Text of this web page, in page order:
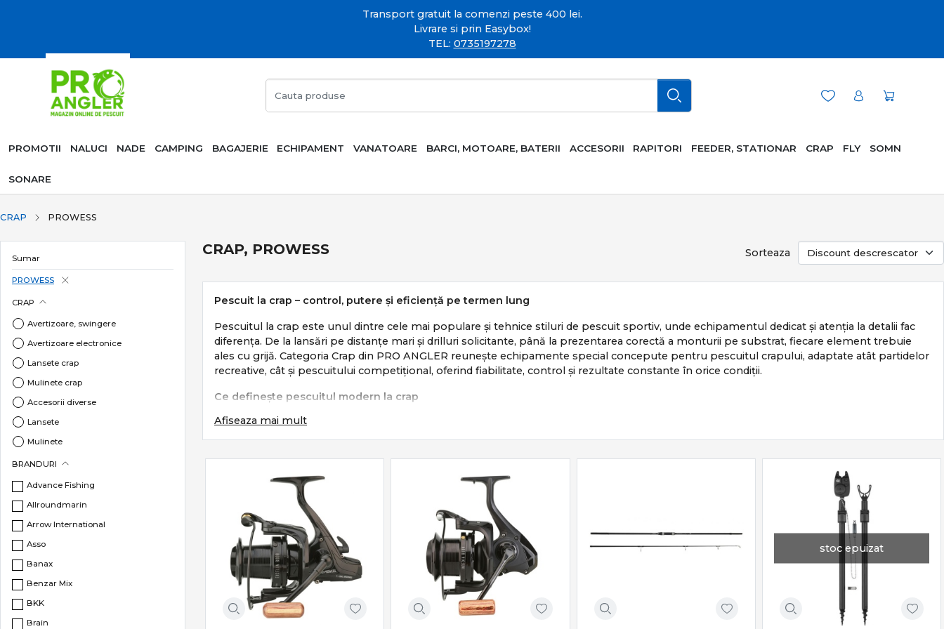
Transport gratuit la comenzi peste 400 lei.
Livrare si prin Easybox!
TEL: 0735197278
PROMOTII NALUCI NADE CAMPING BAGAJERIE ECHIPAMENT VANATOARE BARCI, MOTOARE, BATERII ACCESORII RAPITORI FEEDER, STATIONAR CRAP FLY SOMN
SONARE
CRAP PROWESS
Sumar
PROWESS
CRAP
Avertizoare, swingere
Avertizoare electronice
Lansete crap
Mulinete crap
Accesorii diverse
Lansete
Mulinete
BRANDURI
Advance Fishing
Allroundmarin
Arrow International
Asso
Banax
Benzar Mix
BKK
Brain
CRAP, PROWESS Sorteaza
Pescuit la crap – control, putere și eficiență pe termen lung
Pescuitul la crap este unul dintre cele mai populare și tehnice stiluri de pescuit sportiv, unde echipamentul dedicat și atenția la detalii fac
diferența. De la lansări pe distanțe mari și drilluri solicitante, până la prezentarea corectă a monturii pe substrat, fiecare element trebuie
ales cu grijă. Categoria Crap din PRO ANGLER reunește echipamente special concepute pentru pescuitul crapului, adaptate atât partidelor
recreative, cât și pescuitului competițional, oferind fiabilitate, control și rezultate constante în orice condiții.
Ce definește pescuitul modern la crap
Pescuitul la crap se bazează pe:
lansări precise și repetabile
control total în drill
protecția peștelui și pescuit responsabil
Este un stil care combină răbdarea cu tehnica și echipamentul potrivit.
Subcategorii esențiale pentru pescuitul la crap
Categoria Crap include o gamă completă de produse dedicate:
Lansete crap
– putere, acțiune și distanță
Mulinete crap
– frâne precise și tamburi long cast
Afiseaza mai mult
stoc epuizat